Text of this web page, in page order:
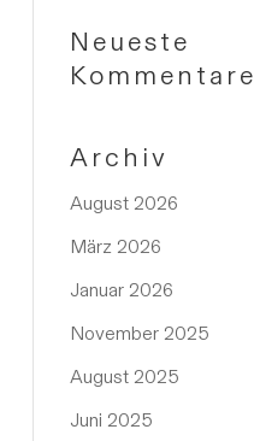
Neueste
Kommentare
Archiv
August 2026
März 2026
Januar 2026
November 2025
August 2025
Juni 2025